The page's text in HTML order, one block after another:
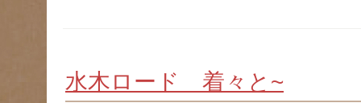
水木ロード 着々と~